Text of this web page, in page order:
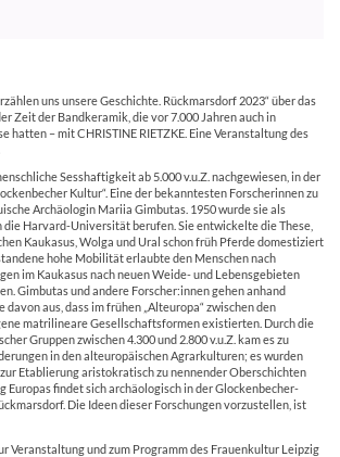
uns unsere Geschichte. Rückmarsdorf 2023“ über das
Zeit der Bandkeramik, die vor 7.000 Jahren auch in
hatten – mit CHRISTINE RIETZKE. Eine Veranstaltung des
Sesshaftigkeit ab 5.000 v.u.Z. nachgewiesen, in der
Kultur“. Eine der bekanntesten Forscherinnen zu
Archäologin Mariia Gimbutas. 1950 wurde sie als
Harvard-Universität berufen. Sie entwickelte die These,
Kaukasus, Wolga und Ural schon früh Pferde domestiziert
hohe Mobilität erlaubte den Menschen nach
im Kaukasus nach neuen Weide- und Lebensgebieten
Gimbutas und andere Forscher:innen gehen anhand
aus, dass im frühen „Alteuropa“ zwischen den
matrilineare Gesellschaftsformen existierten. Durch die
Gruppen zwischen 4.300 und 2.800 v.u.Z. kam es zu
in den alteuropäischen Agrarkulturen; es wurden
Etablierung aristokratisch zu nennender Oberschichten
Europas findet sich archäologisch in der Glockenbecher-
Die Ideen dieser Forschungen vorzustellen, ist
Veranstaltung und zum Programm des Frauenkultur Leipzig